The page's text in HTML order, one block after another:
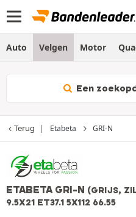
Auto Velgen Motor
Een
Terug Etabeta GRI-N
ETABETA GRI-N (GRIJS,
9.5X21 ET37.1 5X112 66.55